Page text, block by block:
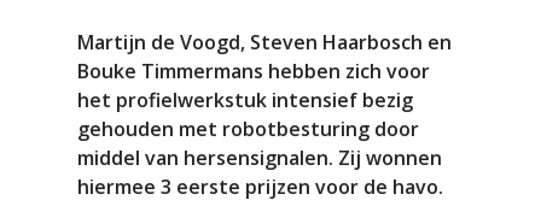
Martijn de Voogd, Steven Haarbosch en
Bouke Timmermans hebben zich voor
het profielwerkstuk intensief bezig
gehouden met robotbesturing door
middel van hersensignalen. Zij wonnen
hiermee 3 eerste prijzen voor de havo.